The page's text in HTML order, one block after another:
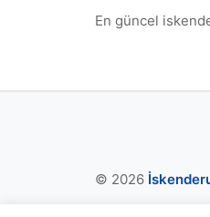
En güncel
© 2026